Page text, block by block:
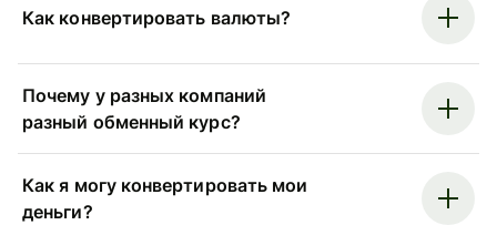
Как конвертировать валюты?
Почему у разных компаний
разный обменный курс?
Как я могу конвертировать мои
деньги?